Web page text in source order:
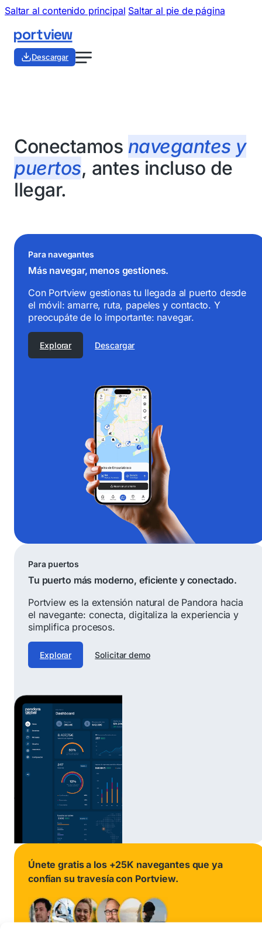
Saltar al contenido principal Saltar al pie de página
Descargar
Conectamos navegantes y
puertos, antes incluso de
llegar.
Para navegantes
Más navegar, menos gestiones.
Con Portview gestionas tu llegada al puerto desde
el móvil: amarre, ruta, papeles y contacto. Y
preocupáte de lo importante: navegar.
Explorar Descargar
Para puertos
Tu puerto más moderno, eficiente y conectado.
Portview es la extensión natural de Pandora hacia
el navegante: conecta, digitaliza la experiencia y
simplifica procesos.
Explorar Solicitar demo
Únete gratis a los +25K navegantes que ya
confían su travesía con Portview.